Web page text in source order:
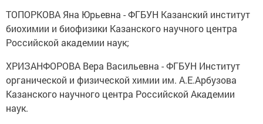
ТОПОРКОВА Яна Юрьевна - ФГБУН Казанский институт
биохимии и биофизики Казанского научного центра
Российской академии наук;
ХРИЗАНФОРОВА Вера Васильевна - ФГБУН Институт
органической и физической химии им. А.Е.Арбузова
Казанского научного центра Российской Академии
наук.